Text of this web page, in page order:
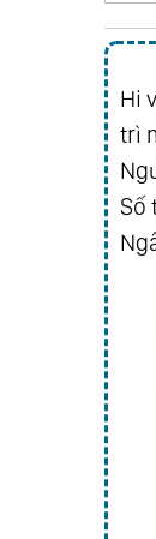
Hi
trì
Số